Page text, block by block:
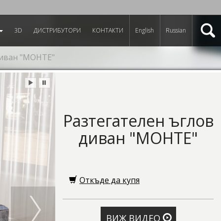
3D ДИСТРИБУТОРИ КОНТАКТИ English Russian
"МОНТЕ"
Разтегателен ъглов
диван "МОНТЕ"
Откъде да купя
ВИЖ ВИДЕО